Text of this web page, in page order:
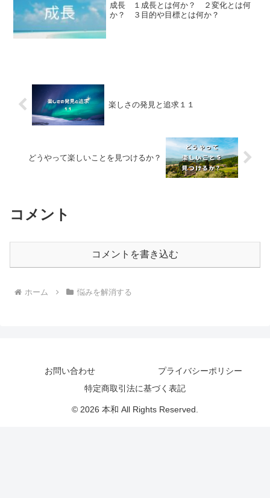
成長 １成長とは何か？ ２変化とは何
か？ ３目的や目標とは何か？
楽しさの発見と追求１１
どうやって楽しいことを見つけるか？
コメント
コメントを書き込む
ホーム 悩みを解消する
お問い合わせ
プライバシーポリシー
特定商取引法に基づく表記
© 2026 本和 All Rights Reserved.